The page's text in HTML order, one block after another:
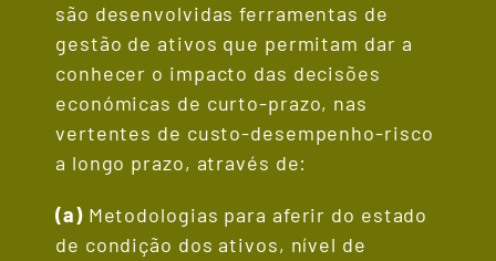
são desenvolvidas ferramentas de
gestão de ativos que permitam dar a
conhecer o impacto das decisões
económicas de curto-prazo, nas
vertentes de custo-desempenho-risco
a longo prazo, através de:
(a)Metodologias para aferir do estado
de condição dos ativos, nível de